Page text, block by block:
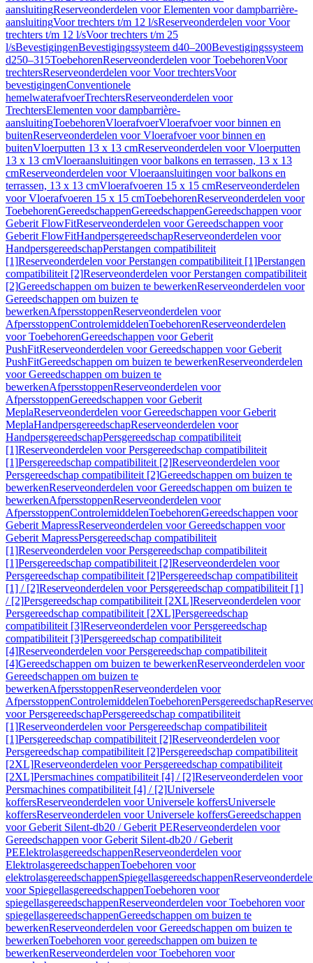
aansluitingReserveonderdelen voor Elementen voor dampbarrière-
aansluitingVoor trechters t/m 12 l/sReserveonderdelen voor Voor
trechters t/m 12 l/sVoor trechters t/m 25
l/sBevestigingenBevestigingssysteem d40–200Bevestigingssysteem
d250–315ToebehorenReserveonderdelen voor ToebehorenVoor
trechtersReserveonderdelen voor Voor trechtersVoor
bevestigingenConventionele
hemelwaterafvoerTrechtersReserveonderdelen voor
TrechtersElementen voor dampbarrière-
aansluitingToebehorenVloerafvoerVloerafvoer voor binnen en
buitenReserveonderdelen voor Vloerafvoer voor binnen en
buitenVloerputten 13 x 13 cmReserveonderdelen voor Vloerputten
13 x 13 cmVloeraansluitingen voor balkons en terrassen, 13 x 13
cmReserveonderdelen voor Vloeraansluitingen voor balkons en
terrassen, 13 x 13 cmVloerafvoeren 15 x 15 cmReserveonderdelen
voor Vloerafvoeren 15 x 15 cmToebehorenReserveonderdelen voor
ToebehorenGereedschappenGereedschappenGereedschappen voor
Geberit FlowFitReserveonderdelen voor Gereedschappen voor
Geberit FlowFitHandpersgereedschapReserveonderdelen voor
HandpersgereedschapPerstangen compatibiliteit
[1]Reserveonderdelen voor Perstangen compatibiliteit [1]Perstangen
compatibiliteit [2]Reserveonderdelen voor Perstangen compatibiliteit
[2]Gereedschappen om buizen te bewerkenReserveonderdelen voor
Gereedschappen om buizen te
bewerkenAfpersstoppenReserveonderdelen voor
AfpersstoppenControlemiddelenToebehorenReserveonderdelen
voor ToebehorenGereedschappen voor Geberit
PushFitReserveonderdelen voor Gereedschappen voor Geberit
PushFitGereedschappen om buizen te bewerkenReserveonderdelen
voor Gereedschappen om buizen te
bewerkenAfpersstoppenReserveonderdelen voor
AfpersstoppenGereedschappen voor Geberit
MeplaReserveonderdelen voor Gereedschappen voor Geberit
MeplaHandpersgereedschapReserveonderdelen voor
HandpersgereedschapPersgereedschap compatibiliteit
[1]Reserveonderdelen voor Persgereedschap compatibiliteit
[1]Persgereedschap compatibiliteit [2]Reserveonderdelen voor
Persgereedschap compatibiliteit [2]Gereedschappen om buizen te
bewerkenReserveonderdelen voor Gereedschappen om buizen te
bewerkenAfpersstoppenReserveonderdelen voor
AfpersstoppenControlemiddelenToebehorenGereedschappen voor
Geberit MapressReserveonderdelen voor Gereedschappen voor
Geberit MapressPersgereedschap compatibiliteit
[1]Reserveonderdelen voor Persgereedschap compatibiliteit
[1]Persgereedschap compatibiliteit [2]Reserveonderdelen voor
Persgereedschap compatibiliteit [2]Persgereedschap compatibiliteit
[1] / [2]Reserveonderdelen voor Persgereedschap compatibiliteit [1]
/ [2]Persgereedschap compatibiliteit [2XL]Reserveonderdelen voor
Persgereedschap compatibiliteit [2XL]Persgereedschap
compatibiliteit [3]Reserveonderdelen voor Persgereedschap
compatibiliteit [3]Persgereedschap compatibiliteit
[4]Reserveonderdelen voor Persgereedschap compatibiliteit
[4]Gereedschappen om buizen te bewerkenReserveonderdelen voor
Gereedschappen om buizen te
bewerkenAfpersstoppenReserveonderdelen voor
AfpersstoppenControlemiddelenToebehorenPersgereedschap
voor PersgereedschapPersgereedschap compatibiliteit
[1]Reserveonderdelen voor Persgereedschap compatibiliteit
[1]Persgereedschap compatibiliteit [2]Reserveonderdelen voor
Persgereedschap compatibiliteit [2]Persgereedschap compatibiliteit
[2XL]Reserveonderdelen voor Persgereedschap compatibiliteit
[2XL]Persmachines compatibiliteit [4] / [2]Reserveonderdelen voor
Persmachines compatibiliteit [4] / [2]Universele
koffersReserveonderdelen voor Universele koffersUniversele
koffersReserveonderdelen voor Universele koffersGereedschappen
voor Geberit Silent-db20 / Geberit PEReserveonderdelen voor
Gereedschappen voor Geberit Silent-db20 / Geberit
PEElektrolasgereedschappenReserveonderdelen voor
ElektrolasgereedschappenToebehoren voor
elektrolasgereedschappenSpiegellasgereedschappen
voor SpiegellasgereedschappenToebehoren voor
spiegellasgereedschappenReserveonderdelen voor Toebehoren voor
spiegellasgereedschappenGereedschappen om buizen te
bewerkenReserveonderdelen voor Gereedschappen om buizen te
bewerkenToebehoren voor gereedschappen om buizen te
bewerkenReserveonderdelen voor Toebehoren voor